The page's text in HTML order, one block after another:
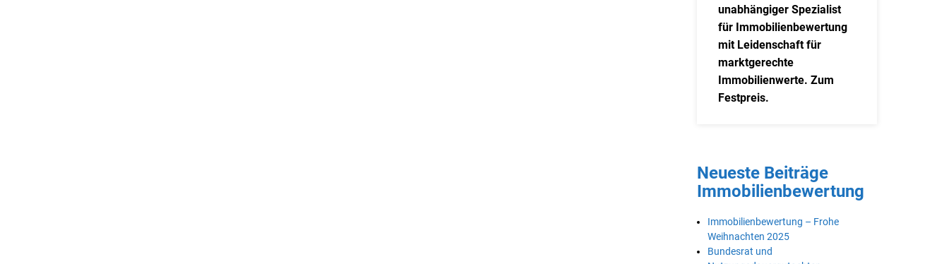
unabhängiger Spezialist
für Immobilienbewertung
mit Leidenschaft für
marktgerechte
Immobilienwerte. Zum
Festpreis.
Neueste Beiträge
Immobilienbewertung
Immobilienbewertung – Frohe
Weihnachten 2025
Bundesrat und